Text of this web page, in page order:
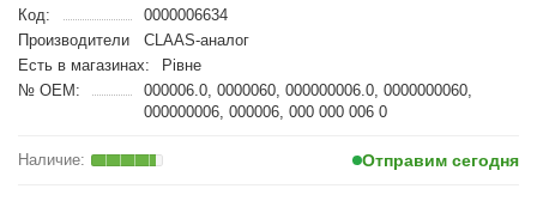
Код:
0000006634
Производители
CLAAS-аналог
Есть в магазинах:
Рівне
№ OEM:
000006.0, 0000060, 000000006.0, 0000000060,
000000006, 000006, 000 000 006 0
Отправим сегодня